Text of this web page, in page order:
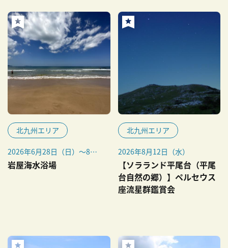
北九州エリア
2026年6月28日（日）～8月
下旬（予定）
岩屋海水浴場
北九州エリア
2026年8月12日（水）
【ソラランド平尾台（平尾
台自然の郷）】ペルセウス
座流星群鑑賞会